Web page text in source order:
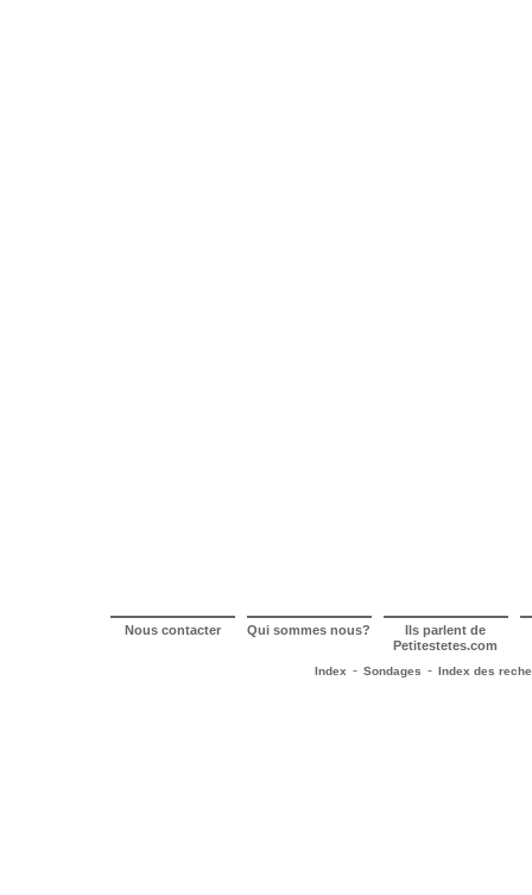
Nous contacter Qui sommes nous? Ils parlent de
Petitestetes.com
Index - Sondages - Index des